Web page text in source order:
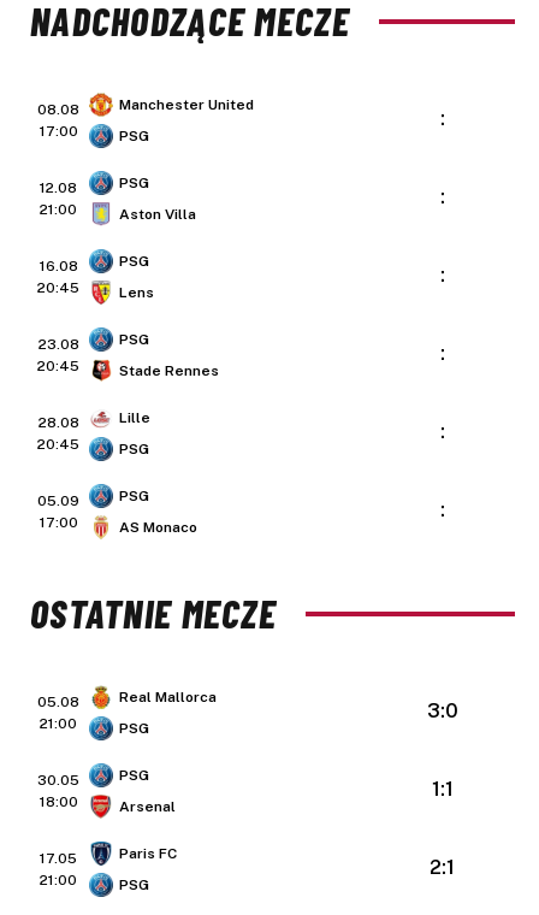
NADCHODZĄCE MECZE
08.08
17:00
Manchester United
PSG
:
12.08
21:00
PSG
Aston Villa
:
16.08
20:45
PSG
Lens
:
23.08
20:45
PSG
Stade Rennes
:
28.08
20:45
Lille
PSG
:
05.09
17:00
PSG
AS Monaco
:
OSTATNIE MECZE
05.08
21:00
Real Mallorca
PSG
3:0
30.05
18:00
PSG
Arsenal
1:1
17.05
21:00
Paris FC
PSG
2:1